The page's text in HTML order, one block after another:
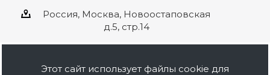
Россия, Москва, Новоостаповская
д.5, стр.14
Этот сайт использует файлы cookie для